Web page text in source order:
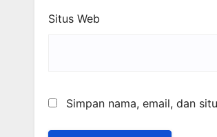
Situs Web
Simpan nama, email, dan